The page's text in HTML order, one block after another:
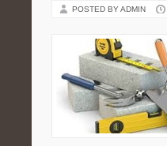
POSTED BY ADMIN